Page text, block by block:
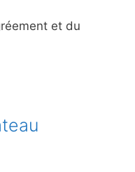
et du